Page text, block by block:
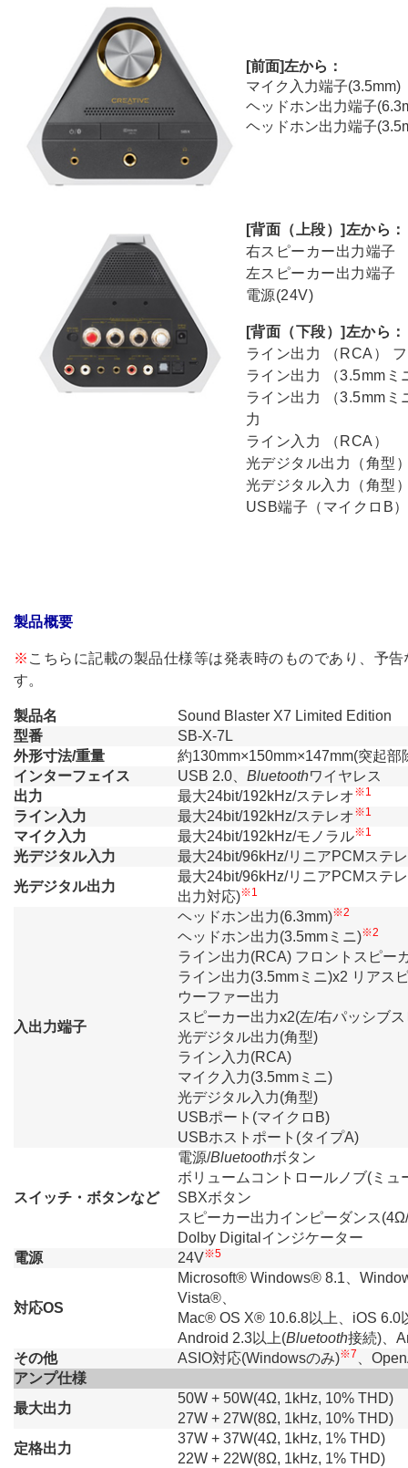
[前面]左から：
マイク入力端子(3.5mm)
ヘッドホン出力端子
ヘッドホン出力端子
[背面（上段）]左から：
右スピーカー出力端子
左スピーカー出力端子
電源(24V)
[背面（下段）]左から：
ライン出力 （RCA）
ライン出力 （3.5mmミ
ライン出力 （3.5mmミ
力
ライン入力 （RCA）
光デジタル出力（角型
光デジタル入力（角型
USB端子（マイクロB）
製品概要
※ こちらに記載の製品仕様等は発表時のものであり、予
す。
製品名
Sound Blaster X7 Limited Edition
型番
SB-X-7L
外形寸法/重量
約130mm×150mm×147mm(突起部
インターフェイス
USB 2.0、 Bluetoothワイヤレス
出力
最大24bit/192kHz/ステレオ※1
ライン入力 最大24bit/192kHz/ステレオ ※1
マイク入力 最大24bit/192kHz/モノラル※1
光デジタル入力
最大24bit/96kHz/リニアPCMステ
光デジタル出力
最大24bit/96kHz/リニアPCMステ
出力対応)※1
入出力端子
ヘッドホン出力(6.3mm)※2
ヘッドホン出力(3.5mmミニ)※2
ライン出力(RCA) フロントスピー
ライン出力(3.5mmミニ)x2 リアス
ウーファー出力
スピーカー出力x2(左/右パッシブ
光デジタル出力(角型)
ライン入力(RCA)
マイク入力(3.5mmミニ)
光デジタル入力(角型)
USBポート(マイクロB)
USBホストポート(タイプA)
スイッチ・ボタンなど
電源/Bluetoothボタン
ボリュームコントロールノブ(ミュ
SBXボタン
スピーカー出力インピーダンス
Dolby Digitalインジケーター
電源
24V※5
対応OS
Microsoft® Windows® 8.1、
Vista®、
Mac® OS X® 10.6.8以上、iOS 6.0
Android 2.3以上(Bluetooth接続)、
その他
ASIO対応(Windowsのみ)※7 、
アンプ仕様
最大出力
50W + 50W(4Ω, 1kHz, 10% THD)
27W + 27W(8Ω, 1kHz, 10% THD)
定格出力
37W + 37W(4Ω, 1kHz, 1% THD)
22W + 22W(8Ω, 1kHz, 1% THD)